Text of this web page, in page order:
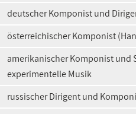
deutscher Komponist und
österreichischer Komponist
amerikanischer Komponist und
experimentelle Musik
russischer Dirigent und